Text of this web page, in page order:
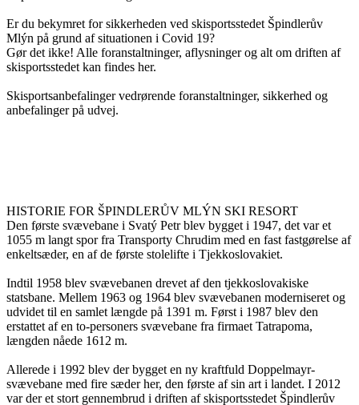
Er du bekymret for sikkerheden ved skisportsstedet Špindlerův
Mlýn på grund af situationen i Covid 19?
Gør det ikke! Alle foranstaltninger, aflysninger og alt om driften af ​​
skisportsstedet kan findes her.
Skisportsanbefalinger vedrørende foranstaltninger, sikkerhed og
anbefalinger på udvej.
HISTORIE FOR ŠPINDLERŮV MLÝN SKI RESORT
Den første svævebane i Svatý Petr blev bygget i 1947, det var et
1055 m langt spor fra Transporty Chrudim med en fast fastgørelse af
enkeltsæder, en af ​​de første stolelifte i Tjekkoslovakiet.
Indtil 1958 blev svævebanen drevet af den tjekkoslovakiske
statsbane. Mellem 1963 og 1964 blev svævebanen moderniseret og
udvidet til en samlet længde på 1391 m. Først i 1987 blev den
erstattet af en to-personers svævebane fra firmaet Tatrapoma,
længden nåede 1612 m.
Allerede i 1992 blev der bygget en ny kraftfuld Doppelmayr-
svævebane med fire sæder her, den første af sin art i landet. I 2012
var der et stort gennembrud i driften af ​​skisportsstedet Špindlerův